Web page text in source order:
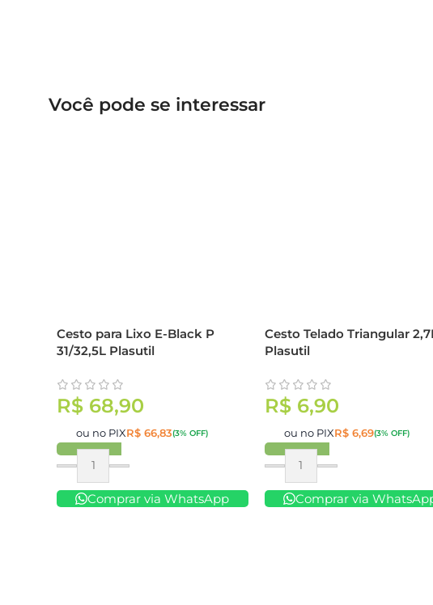
Você pode se interessar
Cesto para Lixo E-Black P
31/32,5L Plasutil
R$ 68,90
ou no PIXR$ 66,83(3% OFF)
Comprar
Comprar via WhatsApp
Cesto Telado Triangular
Plasutil
R$6,90
ou no PIXR$6,69(3% OFF)
Comprar
Comprar via